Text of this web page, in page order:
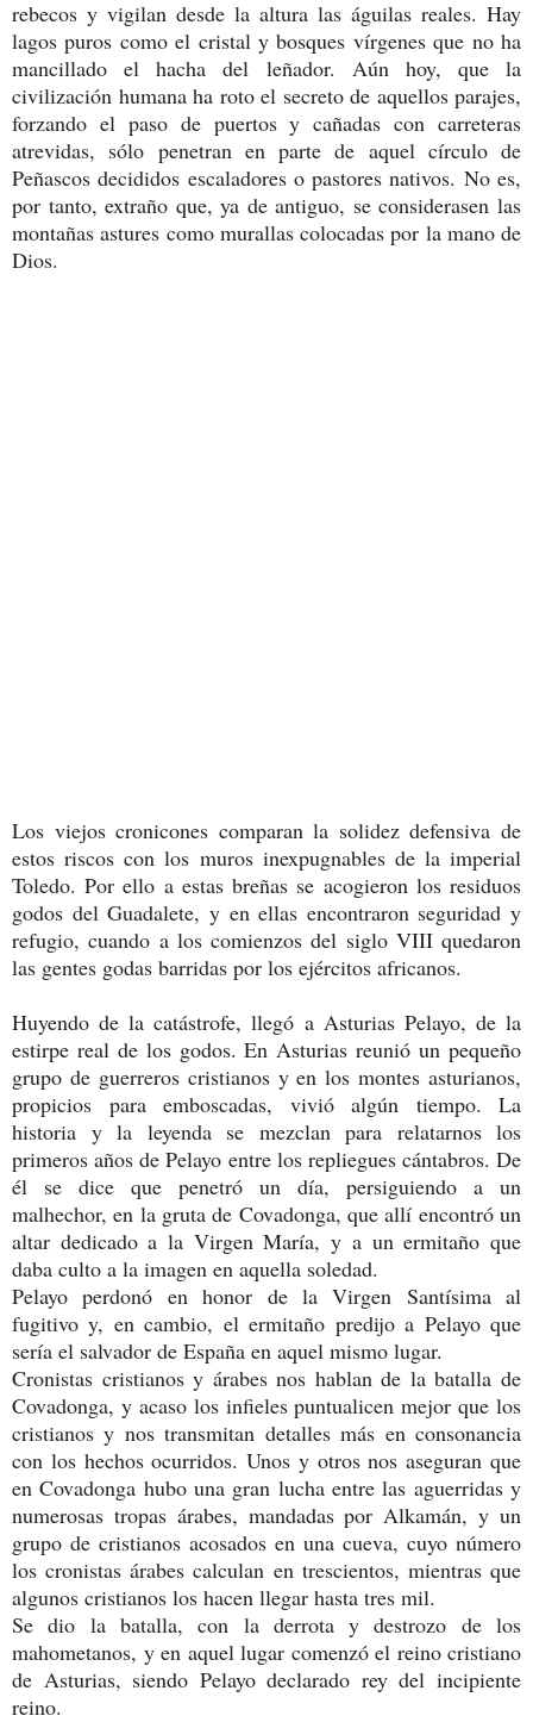
rebecos y vigilan desde la altura las águilas reales. Hay
lagos puros como el cristal y bosques vírgenes que no ha
mancillado el hacha del leñador. Aún hoy, que la
civilización humana ha roto el secreto de aquellos parajes,
forzando el paso de puertos y cañadas con carreteras
atrevidas, sólo penetran en parte de aquel círculo de
Peñascos decididos escaladores o pastores nativos. No es,
por tanto, extraño que, ya de antiguo, se considerasen las
montañas astures como murallas colocadas por la mano de
Dios.
Los viejos cronicones comparan la solidez defensiva de
estos riscos con los muros inexpugnables de la imperial
Toledo. Por ello a estas breñas se acogieron los residuos
godos del Guadalete, y en ellas encontraron seguridad y
refugio, cuando a los comienzos del siglo VIII quedaron
las gentes godas barridas por los ejércitos africanos.
Huyendo de la catástrofe, llegó a Asturias Pelayo, de la
estirpe real de los godos. En Asturias reunió un pequeño
grupo de guerreros cristianos y en los montes asturianos,
propicios para emboscadas, vivió algún tiempo. La
historia y la leyenda se mezclan para relatarnos los
primeros años de Pelayo entre los repliegues cántabros. De
él se dice que penetró un día, persiguiendo a un
malhechor, en la gruta de Covadonga, que allí encontró un
altar dedicado a la Virgen María, y a un ermitaño que
daba culto a la imagen en aquella soledad.
Pelayo perdonó en honor de la Virgen Santísima al
fugitivo y, en cambio, el ermitaño predijo a Pelayo que
sería el salvador de España en aquel mismo lugar.
Cronistas cristianos y árabes nos hablan de la batalla de
Covadonga, y acaso los infieles puntualicen mejor que los
cristianos y nos transmitan detalles más en consonancia
con los hechos ocurridos. Unos y otros nos aseguran que
en Covadonga hubo una gran lucha entre las aguerridas y
numerosas tropas árabes, mandadas por Alkamán, y un
grupo de cristianos acosados en una cueva, cuyo número
los cronistas árabes calculan en trescientos, mientras que
algunos cristianos los hacen llegar hasta tres mil.
Se dio la batalla, con la derrota y destrozo de los
mahometanos, y en aquel lugar comenzó el reino cristiano
de Asturias, siendo Pelayo declarado rey del incipiente
reino.